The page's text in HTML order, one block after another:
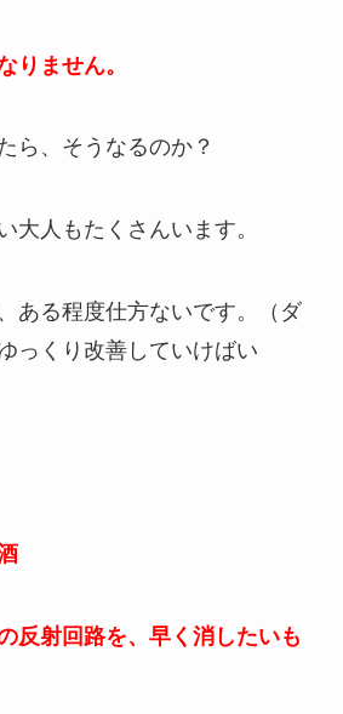
りません。
ら、そうなるのか？
大人もたくさんいます。
ある程度仕方ないです。（ダ
っくり改善していけばい
反射回路を、早く消したいも